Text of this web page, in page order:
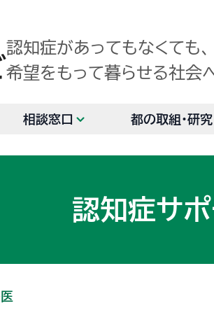
認知症があってもなくても、
希望をもって暮らせる社会
相談窓口 都の取組・研究
認知症サポ